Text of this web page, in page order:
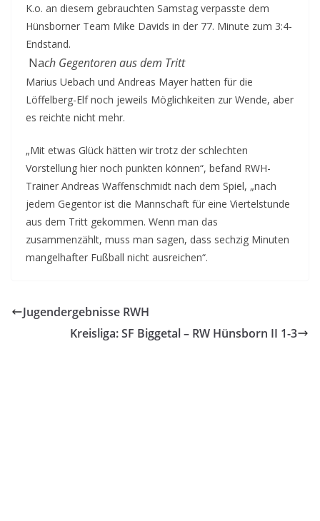
K.o. an diesem gebrauchten Samstag verpasste dem
Hünsborner Team Mike Davids in der 77. Minute zum 3:4-
Endstand.
Nach Gegentoren aus dem Tritt
Marius Uebach und Andreas Mayer hatten für die
Löffelberg-Elf noch jeweils Möglichkeiten zur Wende, aber
es reichte nicht mehr.
„Mit etwas Glück hätten wir trotz der schlechten
Vorstellung hier noch punkten können“, befand RWH-
Trainer Andreas Waffenschmidt nach dem Spiel, „nach
jedem Gegentor ist die Mannschaft für eine Viertelstunde
aus dem Tritt gekommen. Wenn man das
zusammenzählt, muss man sagen, dass sechzig Minuten
mangelhafter Fußball nicht ausreichen“.
Jugendergebnisse RWH
Kreisliga: SF Biggetal – RW Hünsborn II 1-3